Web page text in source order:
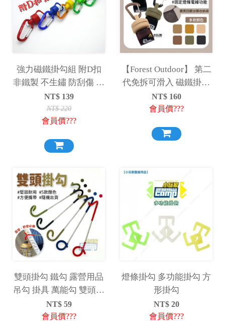
強力磁鐵掛勾組 附D扣
非鐵製 不生鏽 防刮傷 磁
鐵掛鉤 磁鐵掛勾 帳篷掛
勾
NT$ 139
NT$220
會員價???
【Forest Outdoor】 第二
代免拆可滑入 磁鐵掛勾
組
NT$ 160
會員價???
雙頭掛勾 鐵勾 露營用品
吊勾 掛具 萬能勾 雙頭勾
豬尾巴 掛勾
NT$ 59
會員價???
燈條掛勾 多功能掛勾 方
形掛勾
NT$ 20
會員價???